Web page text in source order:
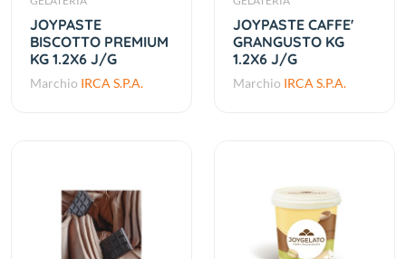
JOYPASTE
BISCOTTO PREMIUM
KG 1.2X6 J/G
Marchio IRCA S.P.A.
JOYPASTE CAFFE'
GRANGUSTO KG
1.2X6 J/G
Marchio IRCA S.P.A.